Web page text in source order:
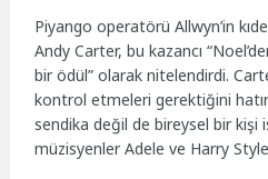
Piyango operatörü Allwyn’in
Andy Carter, bu kazancı
bir ödül” olarak nitelendirdi.
kontrol etmeleri gerektiğini
sendika değil de bireysel bir kişi
müzisyenler Adele ve Harry